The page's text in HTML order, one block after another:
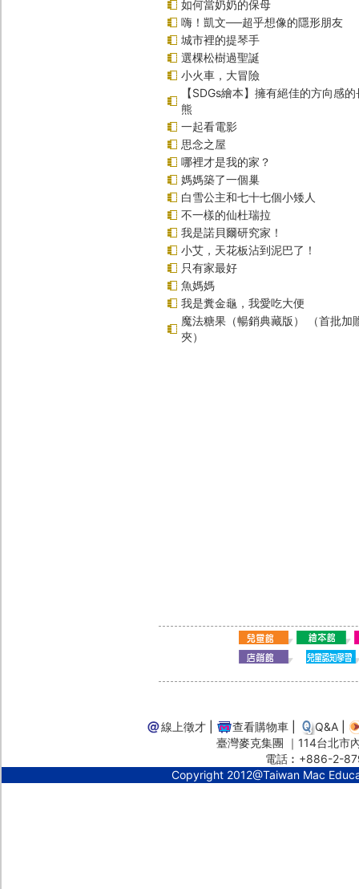
如何當奶奶的保母
嗨！凱文──超乎想像的隱形朋友
城市裡的提琴手
選棵松樹過聖誕
小火車，大冒險
【SDGs繪本】擁有絕佳的方向感
熊
一起看電影
思念之屋
哪裡才是我的家？
媽媽築了一個巢
白雪公主和七十七個小矮人
不一樣的仙杜瑞拉
我是諾貝爾研究家！
小艾，天花板沾到泥巴了！
只有家最好
魚媽媽
我是糞金龜，我愛吃大便
魔法糖果（暢銷典藏版） （首批加
夾）
線上徵才 查看購物車 Q&A
臺灣麥克集團 ｜114台北
電話︰+886-2-
Copyright 2012@Taiwan Mac